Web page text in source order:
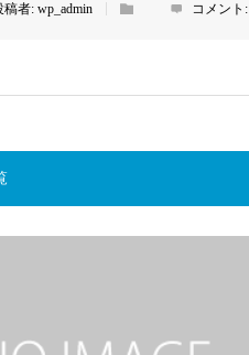
稿者: wp_admin コメント: